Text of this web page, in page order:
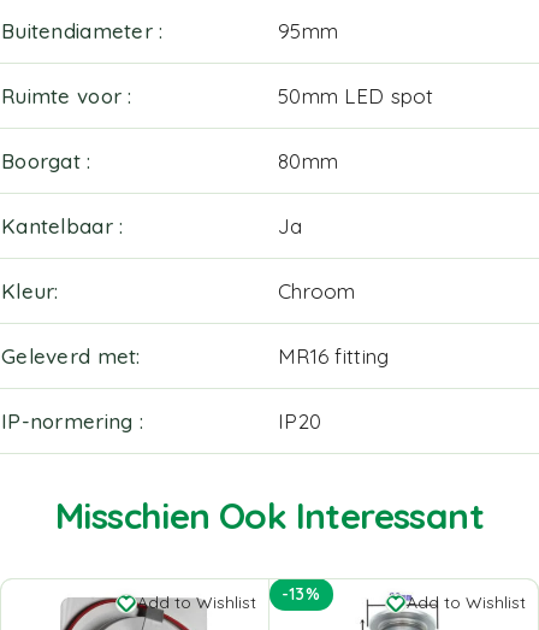
Buitendiameter 95mm
Ruimte voor 50mm LED spot
Boorgat 80mm
Kantelbaar Ja
Kleur Chroom
Geleverd met MR16 fitting
IP-normering IP20
Misschien Ook Interessant
Add to Wishlist -13% Add to Wishlist